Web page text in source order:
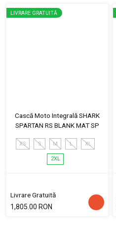
LIVRARE GRATUITĂ
Cască Moto Integrală SHARK
SPARTAN RS BLANK MAT SP
XS S M L XL
2XL
Livrare Gratuită
1,805.00 RON